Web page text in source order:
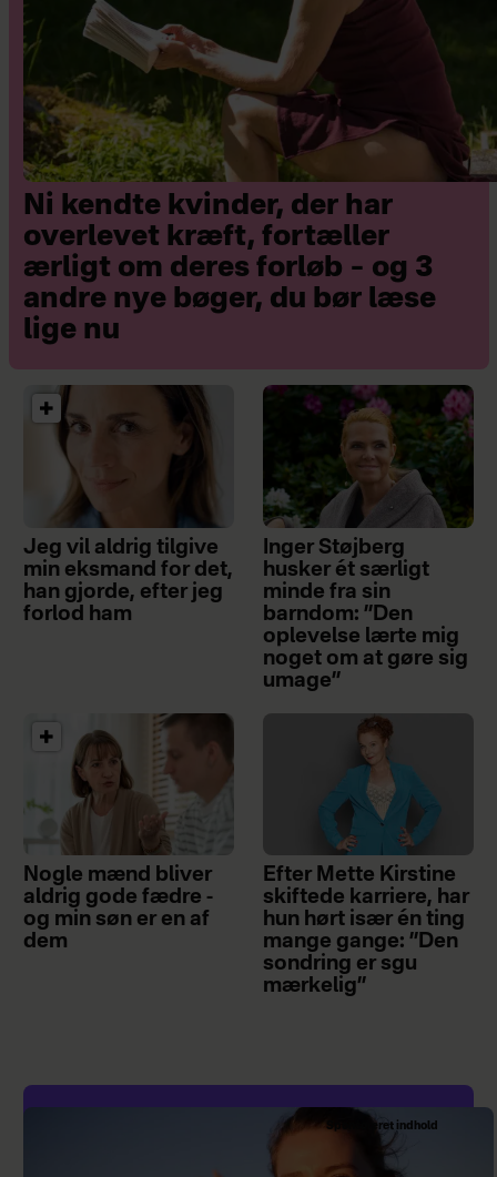
Ni kendte kvinder, der har
overlevet kræft, fortæller
ærligt om deres forløb – og 3
andre nye bøger, du bør læse
lige nu
Jeg vil aldrig tilgive
min eksmand for det,
han gjorde, efter jeg
forlod ham
Inger Støjberg
husker ét særligt
minde fra sin
barndom: ”Den
oplevelse lærte mig
noget om at gøre sig
umage”
Nogle mænd bliver
aldrig gode fædre -
og min søn er en af
dem
Efter Mette Kirstine
skiftede karriere, har
hun hørt især én ting
mange gange: ”Den
sondring er sgu
mærkelig”
Sponsoreret indhold